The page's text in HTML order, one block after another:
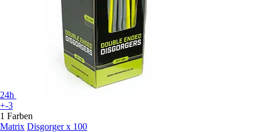
24h
+-3
1 Farben
Matrix Disgorger x 100